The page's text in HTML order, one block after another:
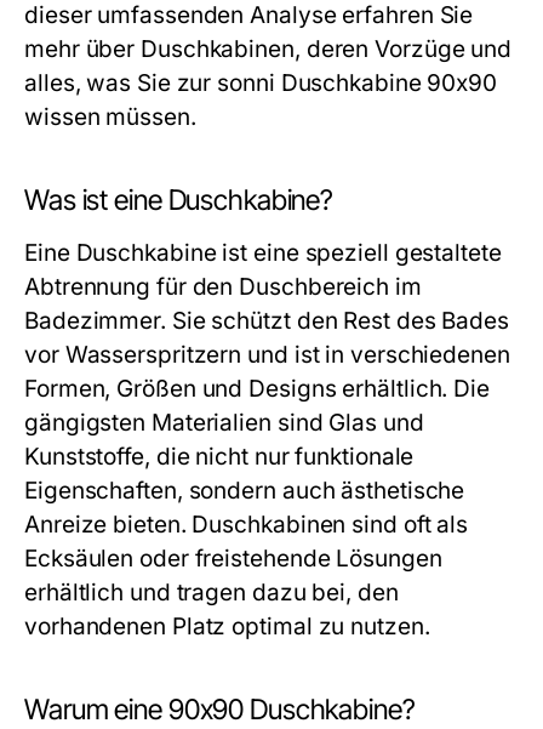
dieser umfassenden Analyse erfahren Sie
mehr über Duschkabinen, deren Vorzüge und
alles, was Sie zur sonni Duschkabine 90x90
wissen müssen.
Was ist eine Duschkabine?
Eine Duschkabine ist eine speziell gestaltete
Abtrennung für den Duschbereich im
Badezimmer. Sie schützt den Rest des Bades
vor Wasserspritzern und ist in verschiedenen
Formen, Größen und Designs erhältlich. Die
gängigsten Materialien sind Glas und
Kunststoffe, die nicht nur funktionale
Eigenschaften, sondern auch ästhetische
Anreize bieten. Duschkabinen sind oft als
Ecksäulen oder freistehende Lösungen
erhältlich und tragen dazu bei, den
vorhandenen Platz optimal zu nutzen.
Warum eine 90x90 Duschkabine?